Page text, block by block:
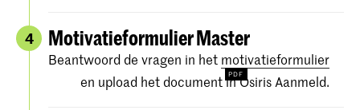
4 Motivatieformulier Master
Beantwoord de vragen in het motivatieformulier
en upload het document in Osiris Aanmeld.